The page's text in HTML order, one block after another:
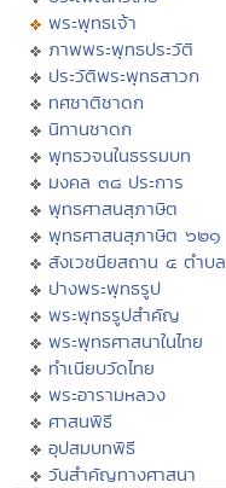
พระพุทธเจ้า
ภาพพระพุทธประวัติ
ประวัติพระพุทธสาวก
ทศชาติชาดก
นิทานชาดก
พุทธวจนในธรรมบท
มงคล ๓๘ ประการ
พุทธศาสนสุภาษิต
พุทธศาสนสุภาษิต ๖๒๑
สังเวชนียสถาน ๔ ตำบล
ปางพระพุทธรูป
พระพุทธรูปสำคัญ
พระพุทธศาสนาในไทย
ทำเนียบวัดไทย
พระอารามหลวง
ศาสนพิธี
อุปสมบทพิธี
วันสำคัญทางศาสนา